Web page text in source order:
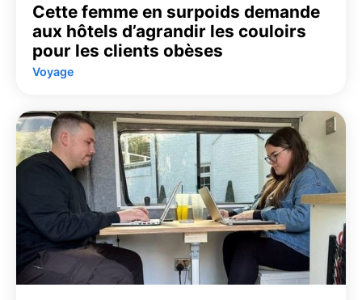
Cette femme en surpoids demande
aux hôtels d’agrandir les couloirs
pour les clients obèses
Voyage